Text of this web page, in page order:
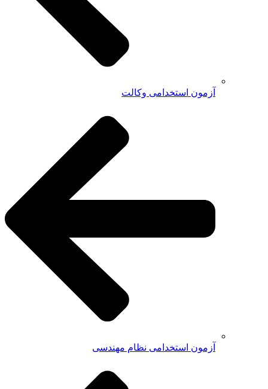
آزمون استخدامی وکالت
آزمون استخدامی نظام مهندسی